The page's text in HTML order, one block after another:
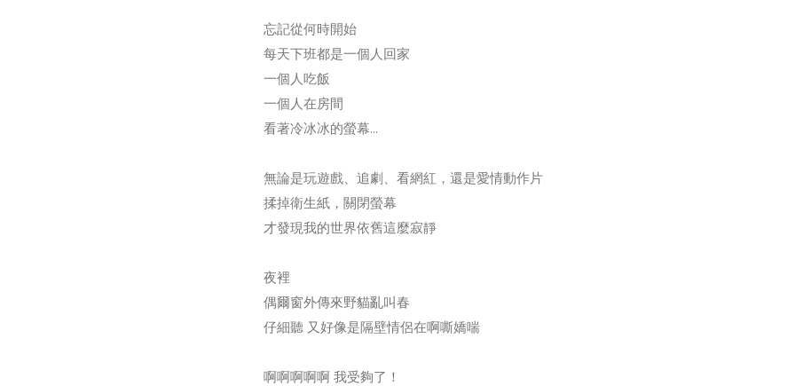
忘記從何時開始
每天下班都是一個人回家
一個人吃飯
一個人在房間
看著冷冰冰的螢幕...
無論是玩遊戲、追劇、看網紅，還是愛情動作片
揉掉衛生紙，關閉螢幕
才發現我的世界依舊這麼寂靜
夜裡
偶爾窗外傳來野貓亂叫春
仔細聽 又好像是隔壁情侶在啊嘶嬌喘
啊啊啊啊啊 我受夠了！